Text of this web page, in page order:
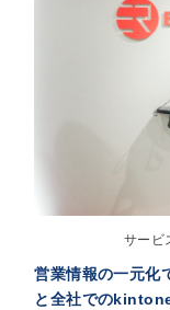
サービ
営業情報の一元化
と全社での